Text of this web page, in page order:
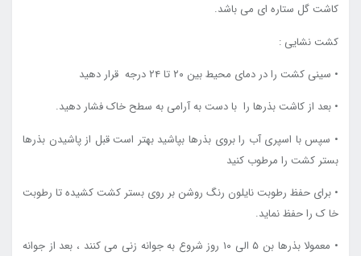
کاشت گل ستاره ای می باشد.
کشت نشایی :
• سینی کشت را در دمای محیط بین ۲۰ تا ۲۴ درجه قرار دهید
• بعد از کاشت بذرها را با دست به آرامی به سطح خاک فشار دهید.
• سپس با اسپری آب را بروی بذرها بپاشید بهتر است قبل از پاشیدن بذرها
بستر کشت را مرطوب کنید
• برای حفظ رطوبت نایلون رنگ روشن بر روی بستر کشت کشیده تا رطوبت
خا ک را حفظ نماید.
• معمولا بذرها بن ۵ الی ۱۰ روز شروع به جوانه زنی می کنند ، بعد از جوانه